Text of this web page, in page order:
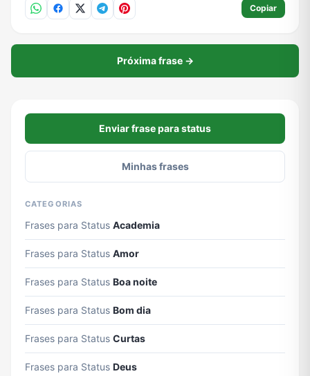
Copiar
Próxima frase →
Enviar frase para status
Minhas frases
CATEGORIAS
Frases para Status Academia
Frases para Status Amor
Frases para Status Boa noite
Frases para Status Bom dia
Frases para Status Curtas
Frases para Status Deus